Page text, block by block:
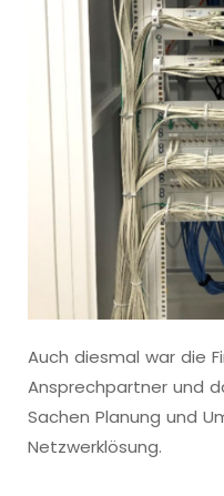
Auch diesmal war die
Ansprechpartner und
Sachen Planung und
Netzwerklösung.